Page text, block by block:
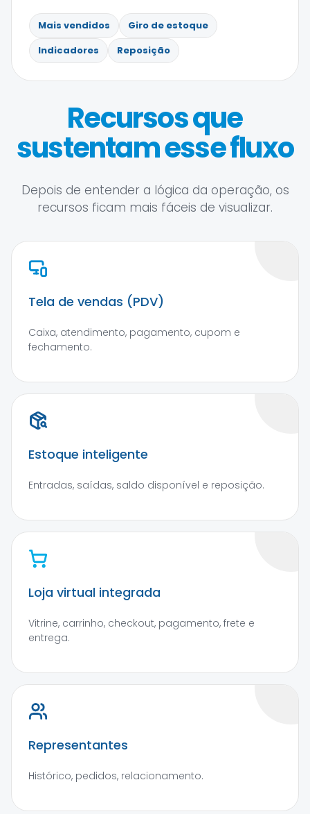
Mais vendidos
Giro de estoque
Indicadores
Reposição
Recursos que
sustentam esse fluxo
Depois de entender a lógica da operação, os
recursos ficam mais fáceis de visualizar.
Tela de vendas (PDV)
Caixa, atendimento, pagamento, cupom e
fechamento.
Estoque inteligente
Entradas, saídas, saldo disponível e reposição.
Loja virtual integrada
Vitrine, carrinho, checkout, pagamento, frete e
entrega.
Representantes
Histórico, pedidos, relacionamento.